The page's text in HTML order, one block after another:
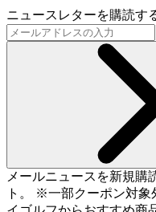
ニュースレターを購読す
メールニュースを新規購
ト。 ※一部クーポン対